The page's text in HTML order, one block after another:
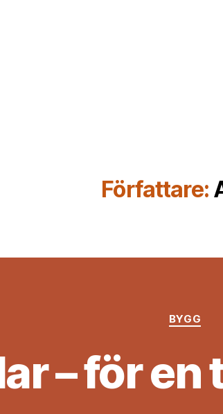
Författare:
BYGG
– för